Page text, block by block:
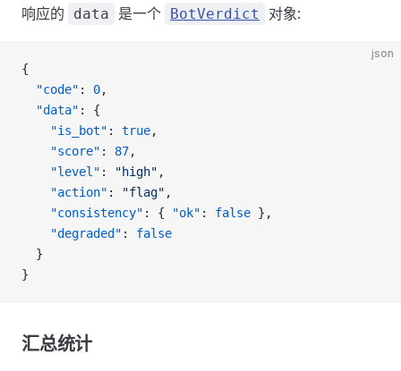
响应的 data 是一个 BotVerdict 对象:
json
{
  "code"
: 0,
  "data"
: {
    "is_bot"
: true,
    "score"
: 87,
    "level"
: "high" ,
    "action"
: "flag" ,
    "consistency"
: { "ok" : false },
    "degraded"
: false
  }
}
汇总统计